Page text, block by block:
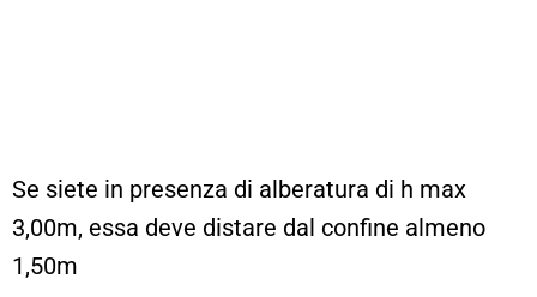
Se siete in presenza di alberatura di h max
3,00m, essa deve distare dal confine almeno
1,50m